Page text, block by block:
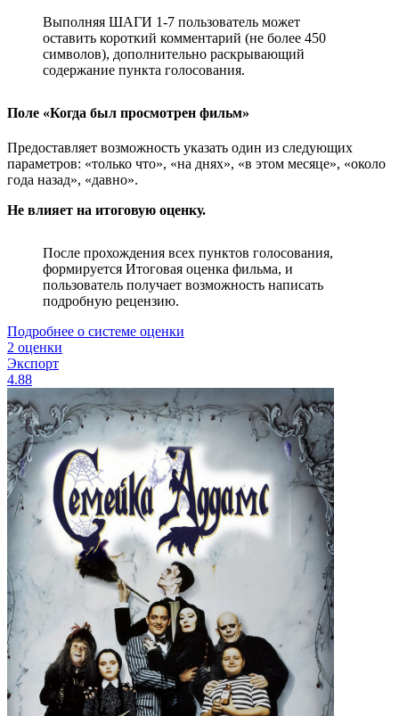
Выполняя ШАГИ 1-7 пользователь может
оставить короткий комментарий (не более 450
символов), дополнительно раскрывающий
содержание пункта голосования.
Поле «Когда был просмотрен фильм»
Предоставляет возможность указать один из следующих
параметров: «только что», «на днях», «в этом месяце», «около
года назад», «давно».
Не влияет на итоговую оценку.
После прохождения всех пунктов голосования,
формируется Итоговая оценка фильма, и
пользователь получает возможность написать
подробную рецензию.
Подробнее о системе оценки
2 оценки
Экспорт
4.88